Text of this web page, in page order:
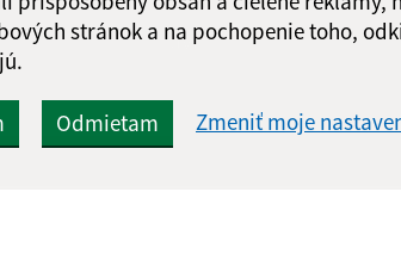
stránok a na pochopenie toho,
Odmietam Zmeniť moje
Google reCaptcha
Odoslať správu